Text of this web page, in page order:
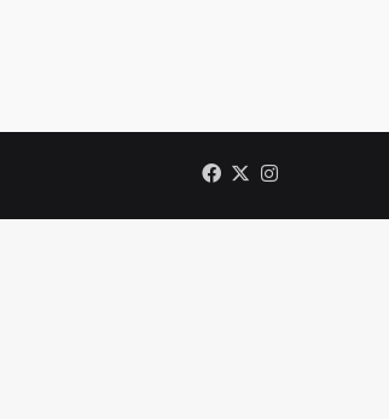
Facebook
X Instagram